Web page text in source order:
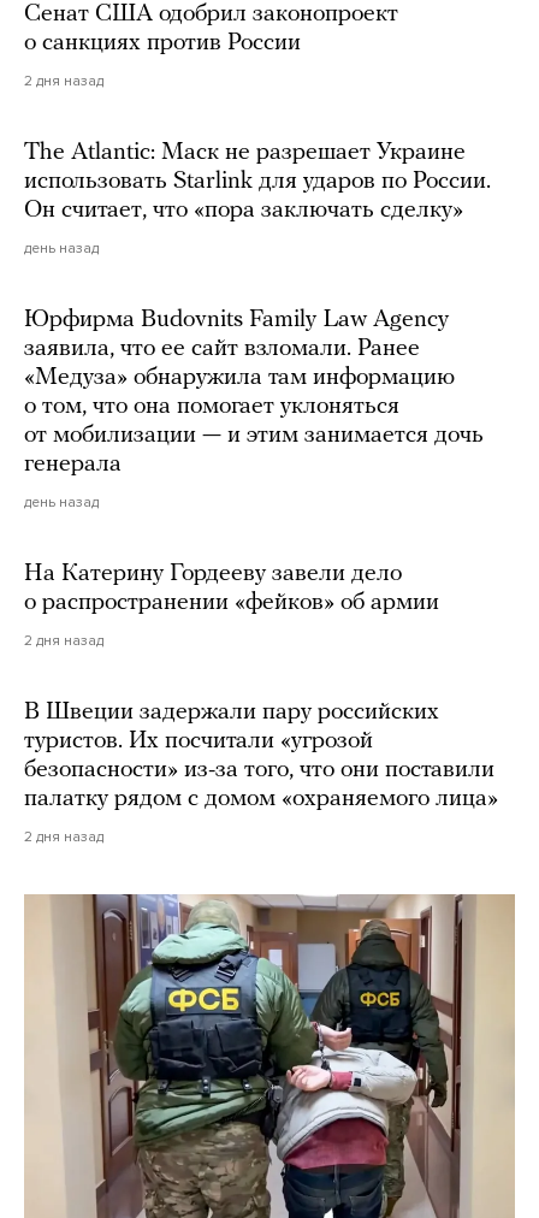
Сенат США одобрил законопроект
о санкциях против России
2 дня назад
The Atlantic: Маск не разрешает Украине
использовать Starlink для ударов по России.
Он считает, что «пора заключать сделку»
день назад
Юрфирма Budovnits Family Law Agency
заявила, что ее сайт взломали. Ранее
«Медуза» обнаружила там информацию
о том, что она помогает уклоняться
от мобилизации — и этим занимается дочь
генерала
день назад
На Катерину Гордееву завели дело
о распространении «фейков» об армии
2 дня назад
В Швеции задержали пару российских
туристов. Их посчитали «угрозой
безопасности» из-за того, что они поставили
палатку рядом с домом «охраняемого лица»
2 дня назад